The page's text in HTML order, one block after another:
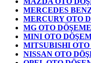
MERCEDES
MERCURY OTO
MG OTO DÖŞEME
MINI OTO
MITSUBISHI OTO
NISSAN OTO